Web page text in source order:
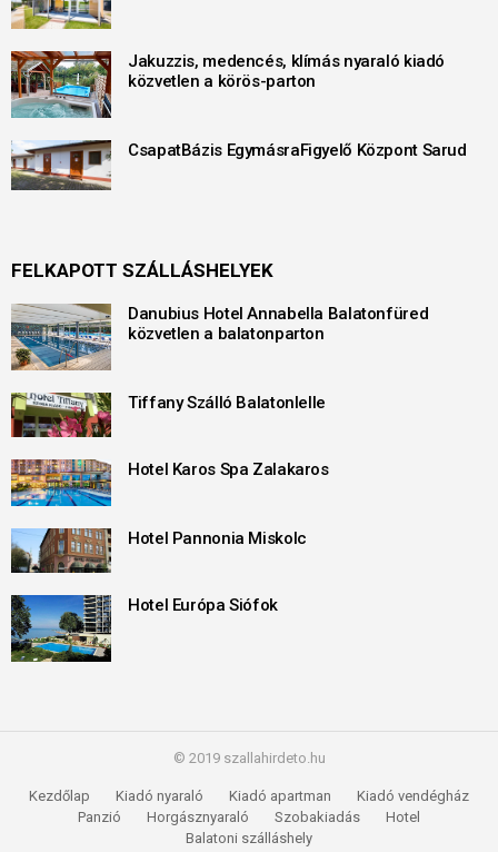
Jakuzzis, medencés, klímás nyaraló kiadó
közvetlen a körös-parton
CsapatBázis EgymásraFigyelő Központ Sarud
FELKAPOTT SZÁLLÁSHELYEK
Danubius Hotel Annabella Balatonfüred
közvetlen a balatonparton
Tiffany Szálló Balatonlelle
Hotel Karos Spa Zalakaros
Hotel Pannonia Miskolc
Hotel Európa Siófok
© 2019 szallahirdeto.hu
Kezdőlap Kiadó nyaraló Kiadó apartman
Kiadó vendégház
Panzió
Horgásznyaraló Szobakiadás
Hotel
Balatoni szálláshely